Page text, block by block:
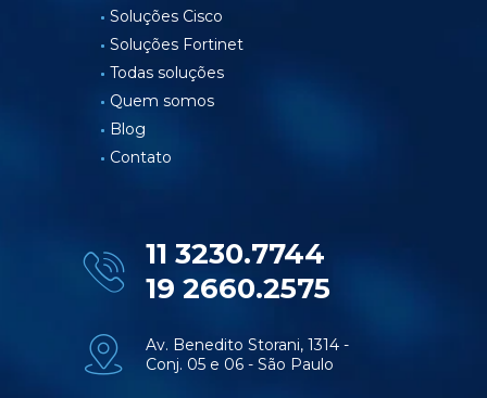
Soluções Cisco
Soluções Fortinet
Todas soluções
Quem somos
Blog
Contato
11 3230.7744
19 2660.2575
Av. Benedito Storani, 1314 -
Conj. 05 e 06 - São Paulo